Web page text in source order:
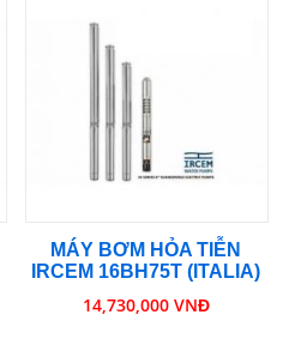
MÁY BƠM HỎA TIỄN
IRCEM 16BH75T (ITALIA)
14,730,000 VNĐ